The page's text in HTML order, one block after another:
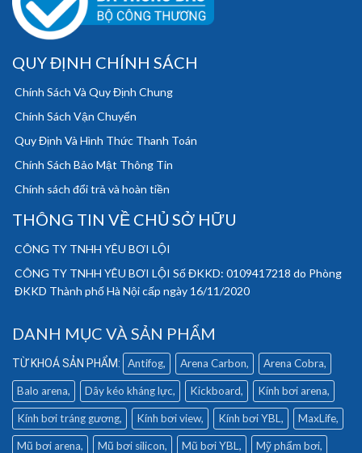
QUY ĐỊNH CHÍNH SÁCH
Chính Sách Và Quy Định Chung
Chính Sách Vận Chuyển
Quy Định Và Hình Thức Thanh Toán
Chính Sách Bảo Mật Thông Tin
Chính sách đổi trả và hoàn tiền
THÔNG TIN VỀ CHỦ SỞ HỮU
CÔNG TY TNHH YÊU BƠI LỘI
CÔNG TY TNHH YÊU BƠI LỘI Số ĐKKD: 0109417218 do Phòng
ĐKKD Thành phố Hà Nội cấp ngày 16/11/2020
DANH MỤC VÀ SẢN PHẨM
Antifog Arena Carbon Arena Cobra
Balo arena Dây kéo kháng lực Kickboard Kính bơi arena
Kính bơi tráng gương Kính bơi view Kính bơi YBL MaxLife
Mũ bơi arena Mũ bơi silicon Mũ bơi YBL Mỹ phẩm bơi